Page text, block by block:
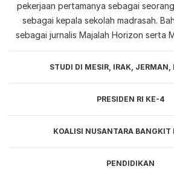
pekerjaan pertamanya sebagai
sebagai kepala sekolah madrasah.
sebagai jurnalis Majalah Horizon serta
STUDI DI MESIR, IRAK, JERMAN,
PRESIDEN RI KE-4
KOALISI NUSANTARA BANGKIT
PENDIDIKAN